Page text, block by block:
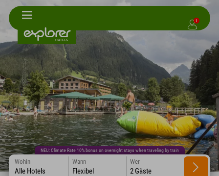
1
NEU: Climate Rate 10% bonus on overnight stays when traveling by train
Wohin
Alle Hotels
Wann
Flexibel
Wer
2 Gäste